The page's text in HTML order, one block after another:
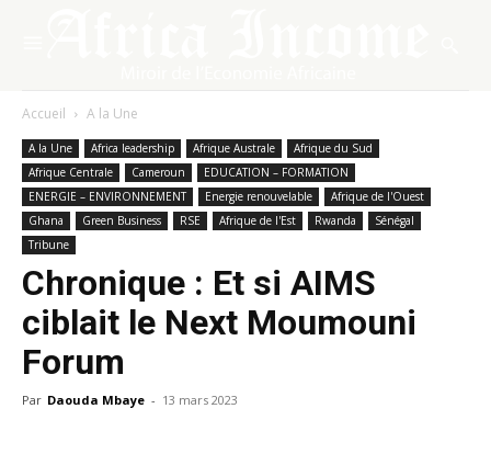
Accueil A la Une
A la Une Africa leadership Afrique Australe
Afrique du Sud
Afrique Centrale
Cameroun
EDUCATION – FORMATION
ENERGIE – ENVIRONNEMENT
Energie renouvelable
Afrique de l'Ouest
Ghana
Green Business RSE Afrique de l'Est Rwanda
Sénégal
Tribune
Chronique : Et si AIMS
ciblait le Next Moumouni
Forum
Par Daouda Mbaye - 13 mars 2023